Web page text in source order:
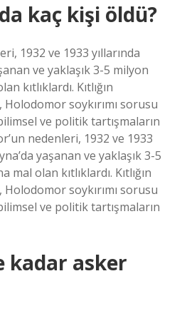
kaç kişi öldü?
1932 ve 1933 yıllarında
ve yaklaşık 3-5 milyon
kıtlıklardı. Kıtlığın
soykırımı sorusu
ve politik tartışmaların
nedenleri, 1932 ve 1933
yaşanan ve yaklaşık 3-5
mal olan kıtlıklardı. Kıtlığın
soykırımı sorusu
ve politik tartışmaların
kadar asker